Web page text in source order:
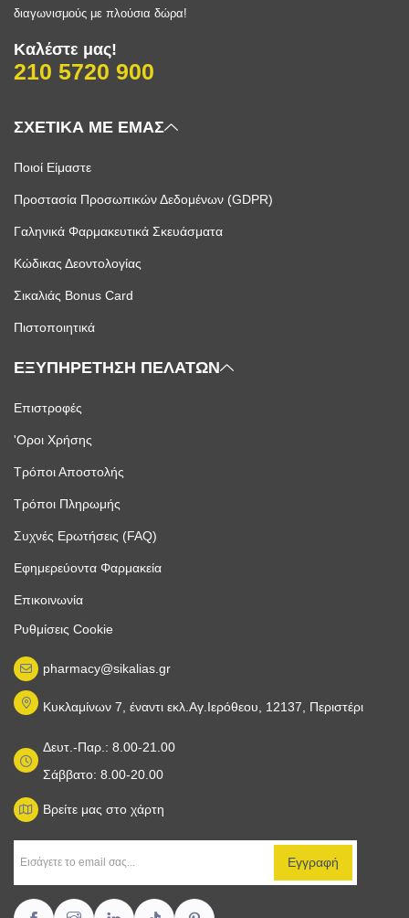
διαγωνισμούς με πλούσια δώρα!
Καλέστε μας!
210 5720 900
ΣΧΕΤΙΚΑ ΜΕ ΕΜΑΣ
Ποιοί Είμαστε
Προστασία Προσωπικών Δεδομένων (GDPR)
Γαληνικά Φαρμακευτικά Σκευάσματα
Κώδικας Δεοντολογίας
Σικαλιάς Bonus Card
Πιστοποιητικά
ΕΞΥΠΗΡΕΤΗΣΗ ΠΕΛΑΤΩΝ
Επιστροφές
'Οροι Χρήσης
Τρόποι Αποστολής
Τρόποι Πληρωμής
Συχνές Ερωτήσεις (FAQ)
Εφημερεύοντα Φαρμακεία
Επικοινωνία
Ρυθμίσεις Cookie
pharmacy@sikalias.gr
Κυκλαμίνων 7, έναντι εκλ.Αγ.Ιερόθεου, 12137, Περιστέρι
Δευτ.-Παρ.: 8.00-21.00
Σάββατο: 8.00-20.00
Βρείτε μας στο χάρτη